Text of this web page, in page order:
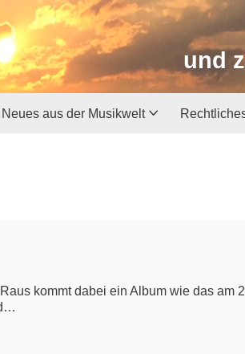
und
Neues aus der Musikwelt
kommt dabei ein Album wie das am